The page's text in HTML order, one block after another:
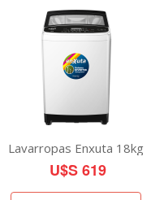
Lavarropas Enxuta 18kg
U$S 619